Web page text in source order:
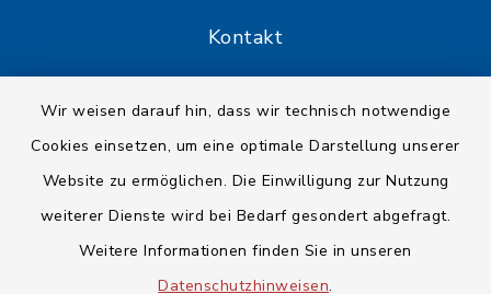
Wir weisen darauf hin, dass wir technisch notwendige
Cookies einsetzen, um eine optimale Darstellung unserer
Website zu ermöglichen. Die Einwilligung zur Nutzung
weiterer Dienste wird bei Bedarf gesondert abgefragt.
Weitere Informationen finden Sie in unseren
Datenschutzhinweisen.
Kontakt
Datenschutz
Impressum
Sitemap